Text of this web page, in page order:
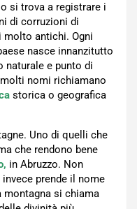
si trova a registrare i
di corruzioni di
antichi. Ogni
nasce innanzitutto
naturale e punto di
nomi richiamano
storica o geografica
Uno di quelli che
che rendono bene
in Abruzzo. Non
invece prende il nome
montagna si chiama